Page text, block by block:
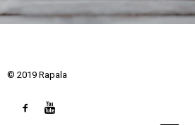
© 2019 Rapala